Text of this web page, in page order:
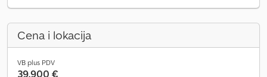
Cena i lokacija
VB plus PDV
39.900 €